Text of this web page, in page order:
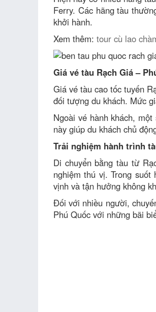
Ferry. Các hãng tàu
khởi hành.
Xem thêm: tour cù lao
Giá vé tàu Rạch Giá –
Giá vé tàu cao tốc tuyến
đối tượng du khách. Mức
Ngoài vé hành khách,
này giúp du khách chủ
Trải nghiệm hành trình
Di chuyển bằng tàu từ
nghiệm thú vị. Trong
vịnh và tận hưởng không
Đối với nhiều người,
Phú Quốc với những bãi